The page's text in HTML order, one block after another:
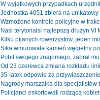
W wyjątkowych przypadkach
Jednostka 4051 zbiera na
Wzmożone kontrole policyjne w
Nasi terytorialsi najlepszą drużyn VI
Kilku pijanych rowerzystów, jeden
Sika wmurowała kamień węgielny
opinia
Pobił swojego znajomego, zabrał
Od 23 czerewca zmiana rozkładu
35-latek odpowie za
Nagrody marszałka dla specjalistów
Policjanci eskortowali rodzącą